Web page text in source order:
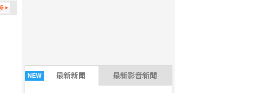
NEW 最新新聞 最新影音新聞